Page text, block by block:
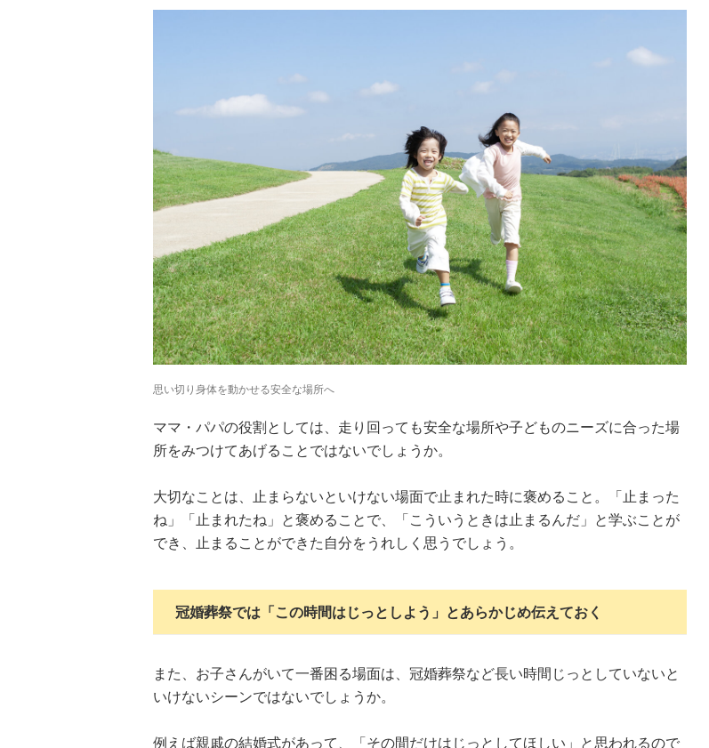
思い切り身体を動かせる安全な場所へ
ママ・パパの役割としては、走り回っても安全な場所や子どものニーズに合った場
所をみつけてあげることではないでしょうか。
大切なことは、止まらないといけない場面で止まれた時に褒めること。「止まった
ね」「止まれたね」と褒めることで、「こういうときは止まるんだ」と学ぶことが
でき、止まることができた自分をうれしく思うでしょう。
冠婚葬祭では「この時間はじっとしよう」とあらかじめ伝えておく
また、お子さんがいて一番困る場面は、冠婚葬祭など長い時間じっとしていないと
いけないシーンではないでしょうか。
例えば親戚の結婚式があって、「その間だけはじっとしてほしい」と思われるので
横山だいすけ
「僕は『歌が好
けど『歌がうま
元体操のお兄さ
ん小林よしひさ
の人の映画が人
TBSアナ井上貴
ったことは一度
ひろゆき「『自
い込み”は重
長谷川あかり
リもなかった」